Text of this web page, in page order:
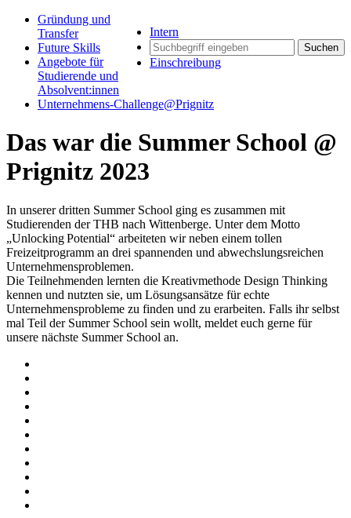
Intern
Suchen
Einschreibung
Gründung und
Transfer
Future Skills
Angebote für
Studierende und
Absolvent:innen
Unternehmens-Challenge@Prignitz
Das war die Summer School @
Prignitz 2023
In unserer dritten Summer School ging es zusammen mit
Studierenden der THB nach Wittenberge. Unter dem Motto
„Unlocking Potential“ arbeiteten wir neben einem tollen
Freizeitprogramm an drei spannenden und abwechslungsreichen
Unternehmensproblemen.
Die Teilnehmenden lernten die Kreativmethode Design Thinking
kennen und nutzten sie, um Lösungsansätze für echte
Unternehmensprobleme zu finden und zu erarbeiten. Falls ihr selbst
mal Teil der Summer School sein wollt, meldet euch gerne für
unsere nächste Summer School an.